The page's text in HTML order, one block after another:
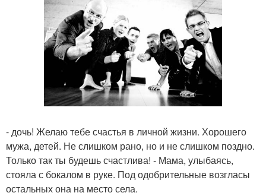
- дочь! Желаю тебе счастья в личной жизни. Хорошего
мужа, детей. Не слишком рано, но и не слишком поздно.
Только так ты будешь счастлива! - Мама, улыбаясь,
стояла с бокалом в руке. Под одобрительные возгласы
остальных она на место села.